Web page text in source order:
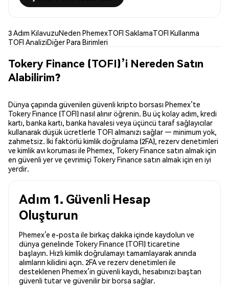
3 Adım KılavuzuNeden PhemexTOFI SaklamaTOFI Kullanma
TOFI AnaliziDiğer Para Birimleri
Tokery Finance (TOFI)’i Nereden Satın
Alabilirim?
Dünya çapında güvenilen güvenli kripto borsası Phemex’te
Tokery Finance (TOFI) nasıl alınır öğrenin. Bu üç kolay adım, kredi
kartı, banka kartı, banka havalesi veya üçüncü taraf sağlayıcılar
kullanarak düşük ücretlerle TOFI almanızı sağlar — minimum yok,
zahmetsiz. İki faktörlü kimlik doğrulama (2FA), rezerv denetimleri
ve kimlik avı koruması ile Phemex, Tokery Finance satın almak için
en güvenli yer ve çevrimiçi Tokery Finance satın almak için en iyi
yerdir.
Adım 1. Güvenli Hesap
Oluşturun
Phemex’e e-posta ile birkaç dakika içinde kaydolun ve
dünya genelinde Tokery Finance (TOFI) ticaretine
başlayın. Hızlı kimlik doğrulamayı tamamlayarak anında
alımların kilidini açın. 2FA ve rezerv denetimleri ile
desteklenen Phemex’in güvenli kaydı, hesabınızı baştan
güvenli tutar ve güvenilir bir borsa sağlar.